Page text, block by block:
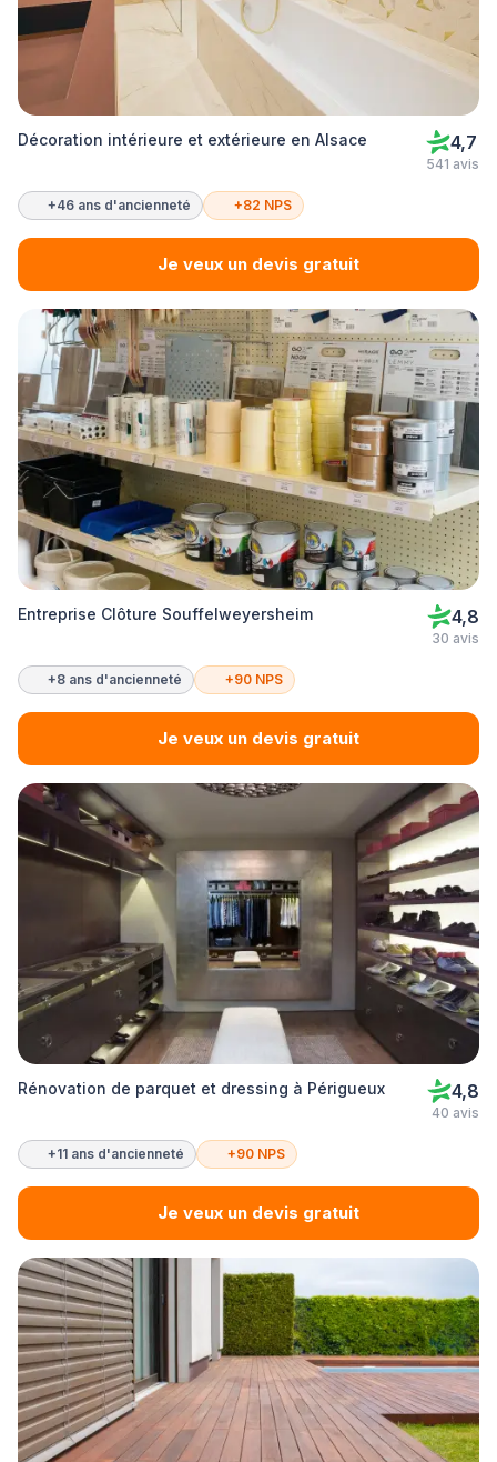
Décoration intérieure et extérieure en Alsace 4,7
541 avis
+46 ans d'ancienneté +82 NPS
Je veux un devis gratuit
Entreprise Clôture Souffelweyersheim 4,8
30 avis
+8 ans d'ancienneté +90 NPS
Je veux un devis gratuit
Rénovation de parquet et dressing à Périgueux 4,8
40 avis
+11 ans d'ancienneté +90 NPS
Je veux un devis gratuit